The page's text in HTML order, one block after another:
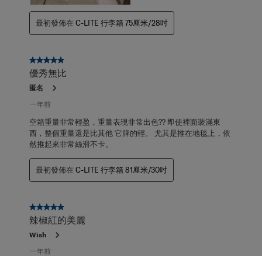
最初發佈在 C-LITE 行李箱 75厘米/28吋
5星，共5星。
優秀無比
匿名
一年前
空箱重量非常輕盈，重量表現非常出色?? 即使裡面裝滿東
西，整個重量還是比其他 它牌的輕。 尤其是推在地毯上，依
然推起來非常絲滑不卡。
最初發佈在 C-LITE 行李箱 81厘米/30吋
5星，共5星。
辣椒紅的美麗
Wish
一年前